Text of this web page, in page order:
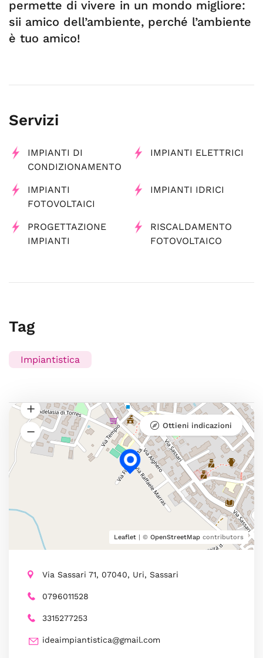
permette di vivere in un mondo migliore:
sii amico dell’ambiente, perché l’ambiente
è tuo amico!
Servizi
IMPIANTI DI
CONDIZIONAMENTO
IMPIANTI ELETTRICI
IMPIANTI
FOTOVOLTAICI
IMPIANTI IDRICI
PROGETTAZIONE
IMPIANTI
RISCALDAMENTO
FOTOVOLTAICO
Tag
Impiantistica
Leaflet | © OpenStreetMap contributors
Ottieni indicazioni
Via Sassari 71, 07040, Uri, Sassari
0796011528
3315277253
ideaimpiantistica@gmail.com